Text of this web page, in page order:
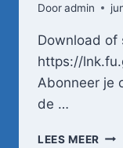
Dooradmin
Download of
https://
Abonneer je
de …
LEES MEER